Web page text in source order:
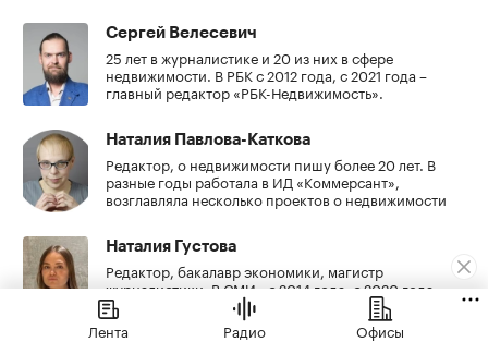
Сергей Велесевич
25 лет в журналистике и 20 из них в сфере
недвижимости. В РБК с 2012 года, с 2021 года –
главный редактор «РБК-Недвижимость».
Наталия Павлова-Каткова
Редактор, о недвижимости пишу более 20 лет. В
разные годы работала в ИД «Коммерсант»,
возглавляла несколько проектов о недвижимости
Наталия Густова
Редактор, бакалавр экономики, магистр
журналистики. В СМИ - с 2014 года, с 2020 года
исследую тему недвижимости в «РБК-
Недвижимости».
Лента Радио Офисы